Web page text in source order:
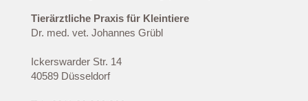
Tierärztliche Praxis für Kleintiere
Dr. med. vet. Johannes Grübl
Ickerswarder Str. 14
40589 Düsseldorf